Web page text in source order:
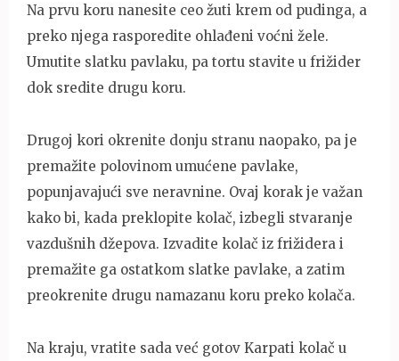
Na prvu koru nanesite ceo žuti krem od pudinga, a
preko njega rasporedite ohlađeni voćni žele.
Umutite slatku pavlaku, pa tortu stavite u frižider
dok sredite drugu koru.
Drugoj kori okrenite donju stranu naopako, pa je
premažite polovinom umućene pavlake,
popunjavajući sve neravnine. Ovaj korak je važan
kako bi, kada preklopite kolač, izbegli stvaranje
vazdušnih džepova. Izvadite kolač iz frižidera i
premažite ga ostatkom slatke pavlake, a zatim
preokrenite drugu namazanu koru preko kolača.
Na kraju, vratite sada već gotov Karpati kolač u